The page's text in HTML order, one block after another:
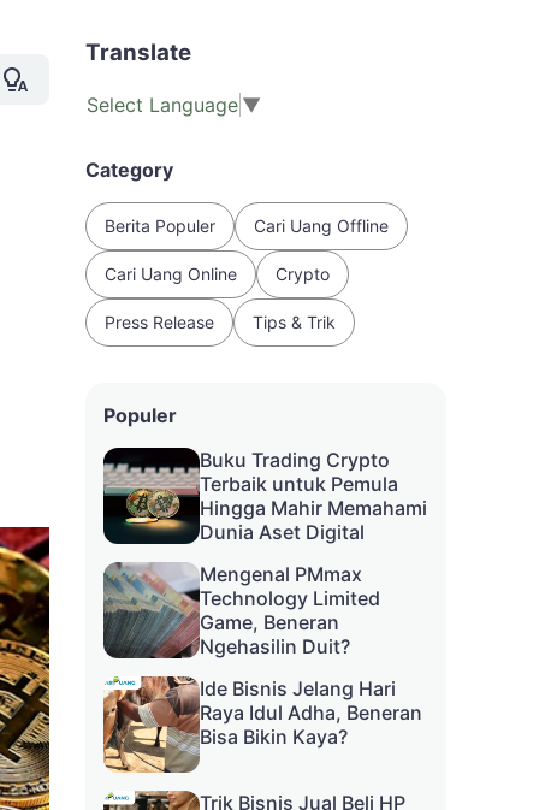
Translate
Select Language ▼
Category
Berita Populer Cari Uang Offline
Cari Uang Online Crypto
Press Release Tips & Trik
Populer
Buku Trading Crypto
Terbaik untuk Pemula
Hingga Mahir Memahami
Dunia Aset Digital
Mengenal PMmax
Technology Limited
Game, Beneran
Ngehasilin Duit?
Ide Bisnis Jelang Hari
Raya Idul Adha, Beneran
Bisa Bikin Kaya?
Trik Bisnis Jual Beli HP